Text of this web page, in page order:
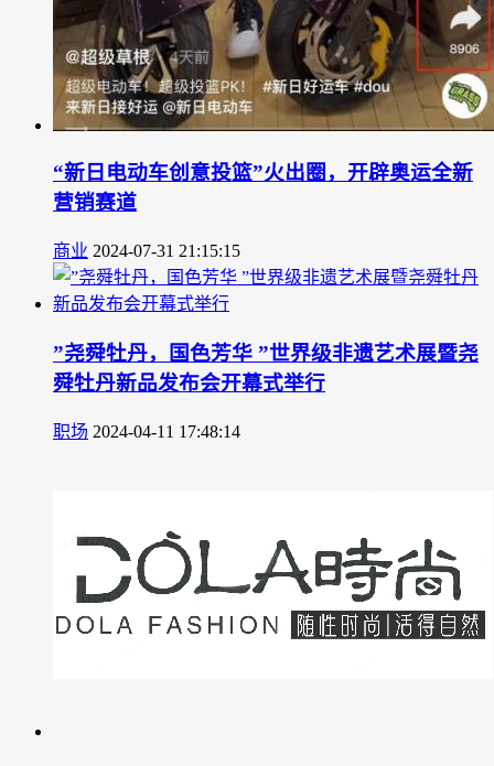
“新日电动车创意投篮”火出圈，开辟奥运全新
营销赛道
商业 2024-07-31 21:15:15
”尧舜牡丹，国色芳华 ”世界级非遗艺术展暨尧
舜牡丹新品发布会开幕式举行
职场 2024-04-11 17:48:14